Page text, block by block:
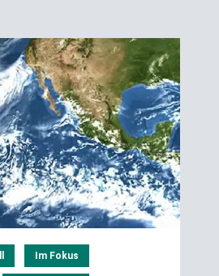
Im Fokus